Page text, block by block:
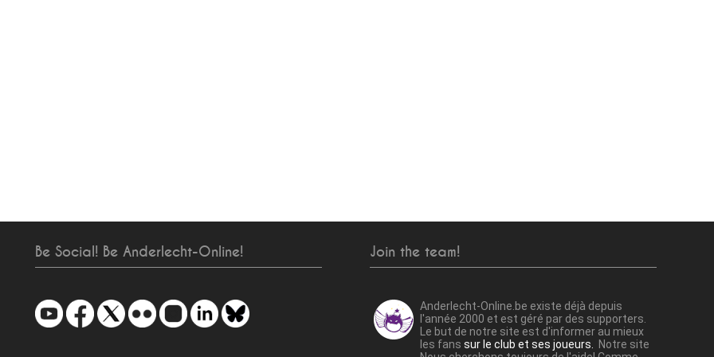
Be Social! Be Anderlecht-Online! Join the team!
Anderlecht-Online.be existe déjà depuis
l'année 2000 et est géré par des supporters.
Le but de notre site est d'informer au mieux
les fans sur le club et ses joueurs.
Notre site